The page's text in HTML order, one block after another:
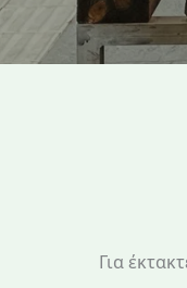
Για